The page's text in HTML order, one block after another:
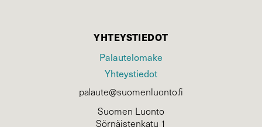
YHTEYSTIEDOT
Palautelomake
Yhteystiedot
palaute@suomenluonto.fi
Suomen Luonto
Sörnäistenkatu 1